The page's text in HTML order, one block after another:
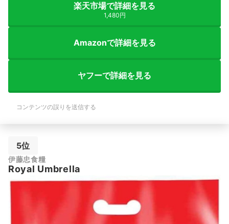
楽天市場で詳細を見る
1,480円
Amazonで詳細を見る
ヤフーで詳細を見る
コンテンツの誤りを送信する
5位
伊藤忠食糧
Royal Umbrella